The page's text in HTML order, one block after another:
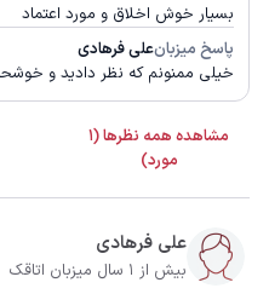
بسیار خوش اخلاق و مورد اعتماد
پاسخ میزبانعلی فرهادی
خیلی ممنونم که نظر دادید و
مشاهده همه نظرها (1
مورد)
علی فرهادی
بیش از 1 سال میزبان اتاقک